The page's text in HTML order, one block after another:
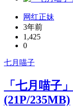
网红正妹
3年前
1,425
0
七月喵子
「七月喵子
(21P/235MB)